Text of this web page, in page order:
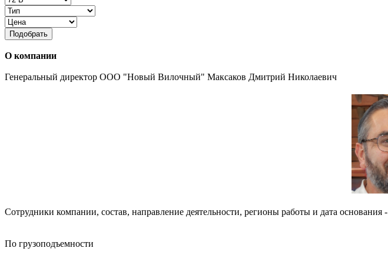
Подобрать
О компании
Генеральный директор ООО "Новый Вилочный" Максаков Дмитрий Николаевич
Сотрудники компании, состав, направление деятельности, регионы работы и дата основания -
По грузоподъемности